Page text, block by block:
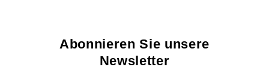
Abonnieren Sie unsere
Newsletter